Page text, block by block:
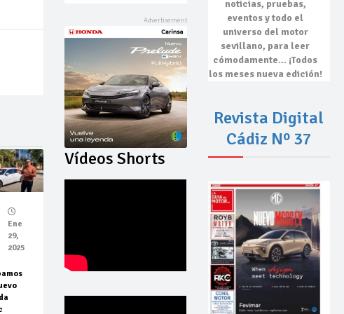
Ene
29,
2025
Vídeos Shorts
noticias, pruebas,
eventosy todo el
universo del motor
sevillano, para leer
cómodamente… ¡Todos
los meses nueva edición!
Revista Digital
Cádiz Nº 37